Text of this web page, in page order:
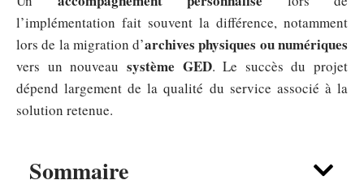
Sommaire
l’implémentation fait souvent la différence, notamment
lors de la migration d’archives physiques ou numériques
vers un nouveau système GED. Le succès du projet
dépend largement de la qualité du service associé à la
solution retenue.